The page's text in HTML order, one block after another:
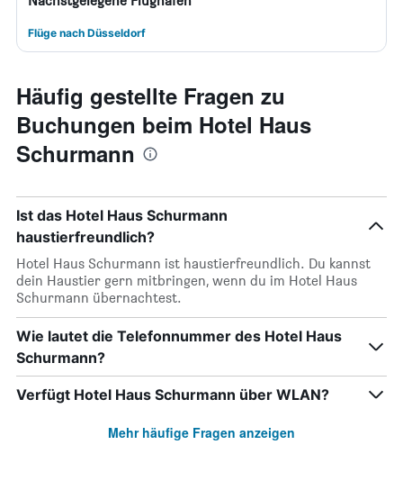
Flüge nach Düsseldorf
Häufig gestellte Fragen zu
Buchungen beim Hotel Haus
Schurmann
Ist das Hotel Haus Schurmann
haustierfreundlich?
Hotel Haus Schurmann ist haustierfreundlich. Du kannst
dein Haustier gern mitbringen, wenn du im Hotel Haus
Schurmann übernachtest.
Wie lautet die Telefonnummer des Hotel Haus
Schurmann?
Verfügt Hotel Haus Schurmann über WLAN?
Mehr häufige Fragen anzeigen